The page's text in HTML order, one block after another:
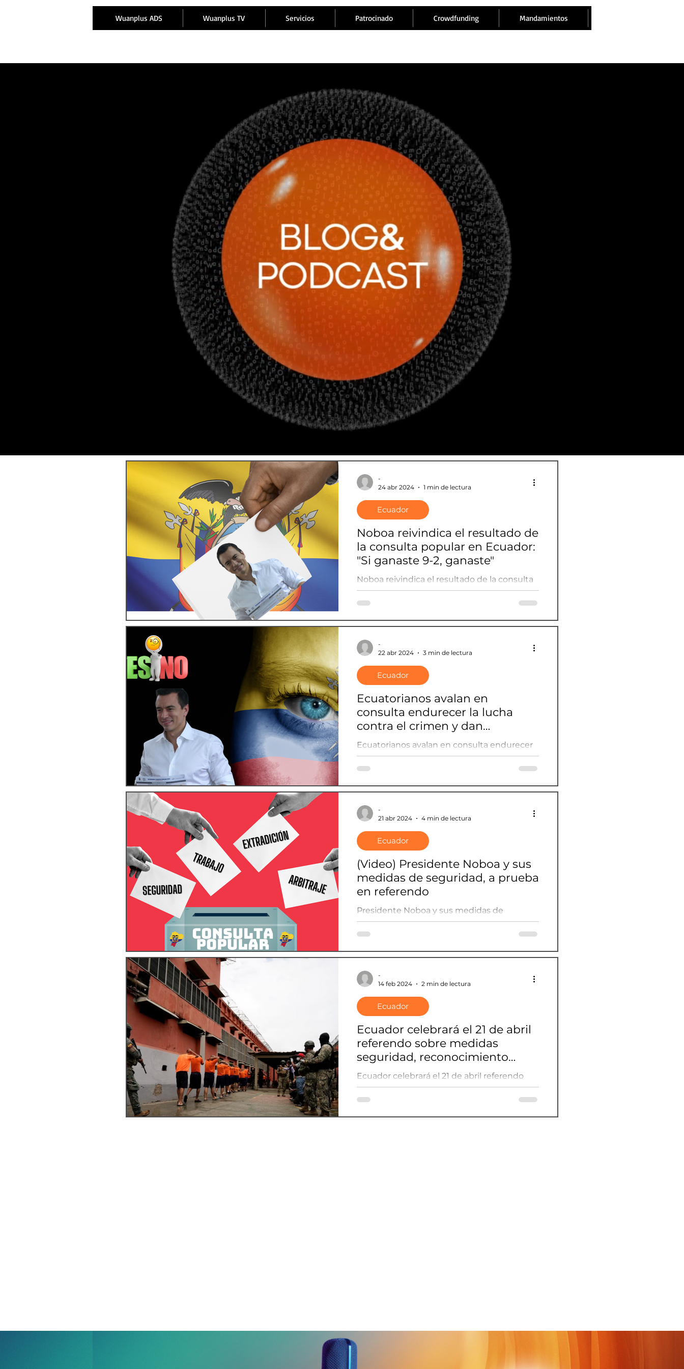
Wuanplus ADS Wuanplus TV Servicios Patrocinado Crowdfunding Mandamientos
Noboa reivindica el resultado de
la consulta popular en Ecuador:
"Si ganaste 9-2, ganaste"
Noboa reivindica el resultado de la consulta
popular en Ecuador: "Si ganaste 9-2,
ganaste"
Ecuador
-
24 abr 2024
1 min de lectura
Ecuatorianos avalan en
consulta endurecer la lucha
contra el crimen y dan
espaldarazo a Noboa
Ecuatorianos avalan en consulta endurecer
la lucha contra el crimen y dan espaldarazo a
Noboa
Ecuador
-
22 abr 2024
3 min de lectura
(Video) Presidente Noboa y sus
medidas de seguridad, a prueba
en referendo
Presidente Noboa y sus medidas de
seguridad, a prueba en referendo
Ecuador
-
21 abr 2024
4 min de lectura
Ecuador celebrará el 21 de abril
referendo sobre medidas
seguridad, reconocimiento
arbitraje internacional
Ecuador celebrará el 21 de abril referendo
sobre medidas seguridad, reconocimiento
arbitraje internacional
Ecuador
-
14 feb 2024
2 min de lectura